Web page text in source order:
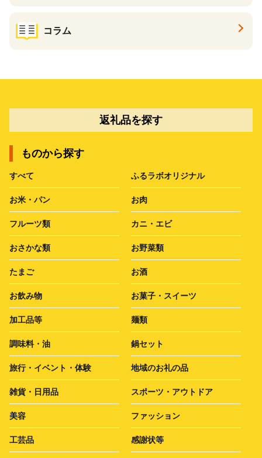
コラム
返礼品を探す
ものから探す
すべて ふるラボオリジナル
お米・パン お肉
フルーツ類 カニ・エビ
おさかな類 お野菜類
たまご お酒
お飲み物 お菓子・スイーツ
加工品等 麺類
調味料・油 鍋セット
旅行・イベント・体験 地域のお礼の品
雑貨・日用品 スポーツ・アウトドア
美容 ファッション
工芸品 感謝状等